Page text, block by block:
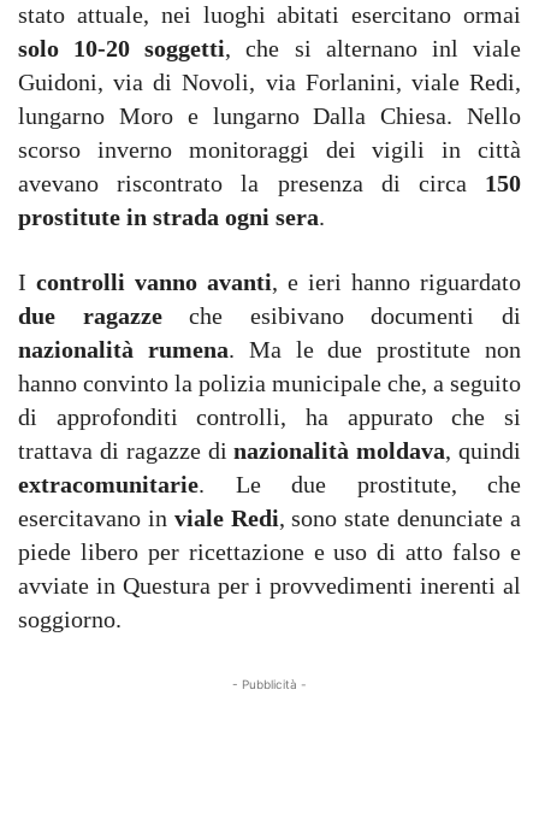
stato attuale, nei luoghi abitati esercitano ormai
solo 10-20 soggetti, che si alternano inl viale
Guidoni, via di Novoli, via Forlanini, viale Redi,
lungarno Moro e lungarno Dalla Chiesa. Nello
scorso inverno monitoraggi dei vigili in città
avevano riscontrato la presenza di circa 150
prostitute in strada ogni sera.
I controlli vanno avanti, e ieri hanno riguardato
due ragazzeche esibivano documenti di
nazionalità rumena. Ma le due prostitute non
hanno convinto la polizia municipale che, a seguito
di approfonditi controlli, ha appurato che si
trattava di ragazze dinazionalità moldava, quindi
extracomunitarie. Le due prostitute, che
esercitavano in viale Redi, sono state denunciate a
piede libero per ricettazione e uso di atto falso e
avviate in Questura per i provvedimenti inerenti al
soggiorno.
- Pubblicità -